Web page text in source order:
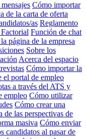
Cómo importar
de la carta de oferta
as Reglamento
Función de chat
página de la empresa
Sobre los
Acerca del espacio
Cómo importar la
el portal de empleo
a través del ATS y
empleo Cómo utilizar
Cómo crear una
de las perspectivas de
masiva Cómo enviar
candidatos al pasar de